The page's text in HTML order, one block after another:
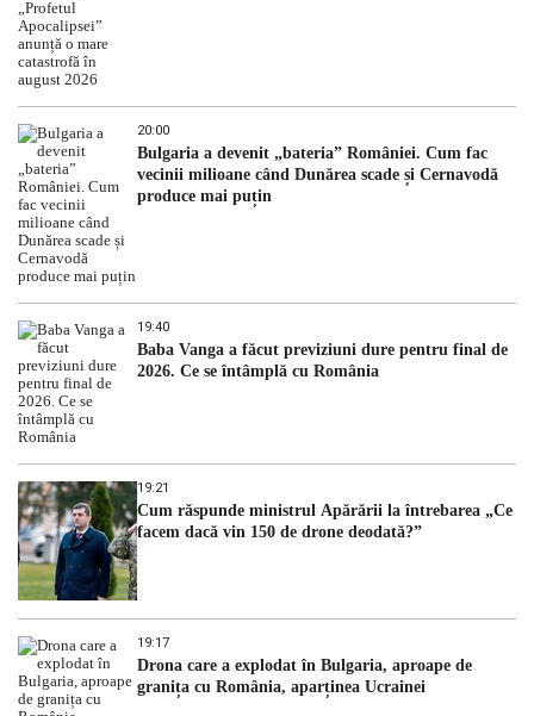
20:00
Bulgaria a devenit „bateria” României. Cum fac
vecinii milioane când Dunărea scade și Cernavodă
produce mai puțin
19:40
Baba Vanga a făcut previziuni dure pentru final de
2026. Ce se întâmplă cu România
19:21
Cum răspunde ministrul Apărării la întrebarea „Ce
facem dacă vin 150 de drone deodată?”
19:17
Drona care a explodat în Bulgaria, aproape de
granița cu România, aparținea Ucrainei